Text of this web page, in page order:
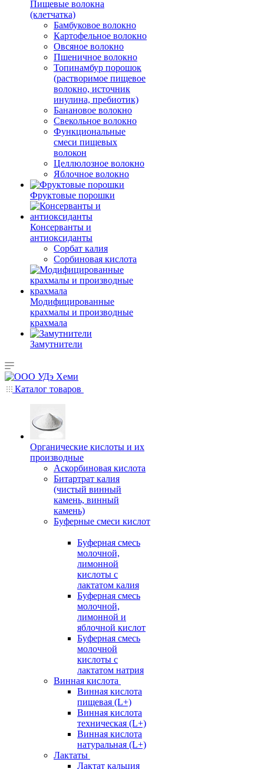
Пищевые волокна
(клетчатка)
Бамбуковое волокно
Картофельное волокно
Овсяное волокно
Пшеничное волокно
Топинамбур порошок
(растворимое пищевое
волокно, источник
инулина, пребиотик)
Банановое волокно
Свекольное волокно
Функциональные
смеси пищевых
волокон
Целлюлозное волокно
Яблочное волокно
Фруктовые порошки
Консерванты и
антиоксиданты
Сорбат калия
Сорбиновая кислота
Модифицированные
крахмалы и производные
крахмала
Замутнители
Каталог товаров
Органические кислоты и их
производные
Аскорбиновая кислота
Битартрат калия
(чистый винный
камень, винный
камень)
Буферные смеси кислот
Буферная смесь
молочной,
лимонной
кислоты с
лактатом калия
Буферная смесь
молочной,
лимонной и
яблочной кислот
Буферная смесь
молочной
кислоты с
лактатом натрия
Винная кислота
Винная кислота
пищевая (L+)
Винная кислота
техническая (L+)
Винная кислота
натуральная (L+)
Лактаты
Лактат кальция